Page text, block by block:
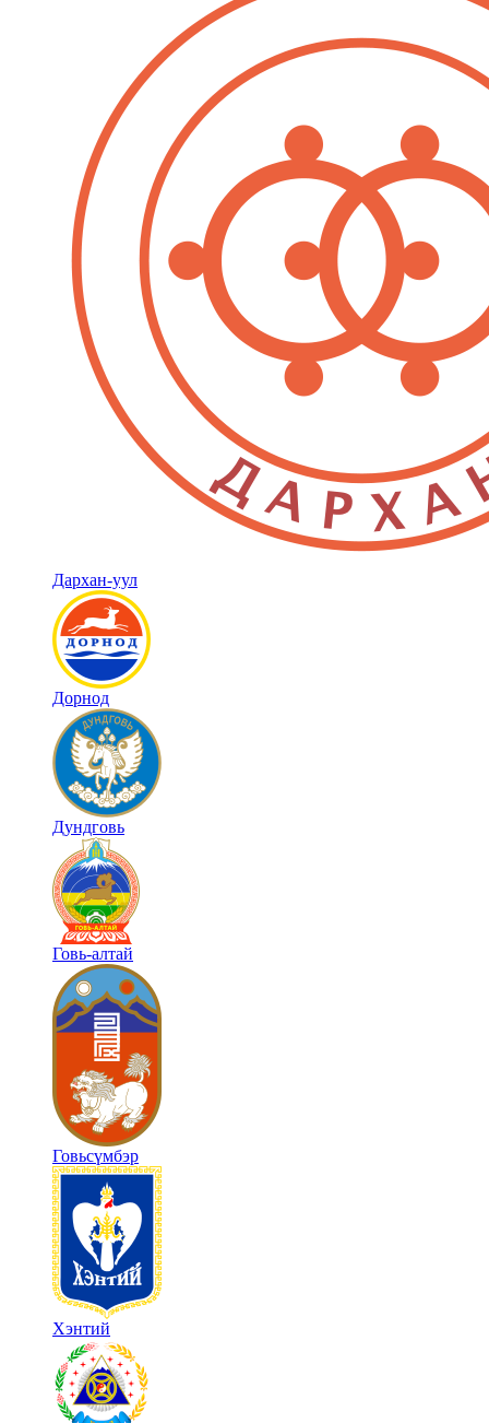
Дархан-уул
Дорнод
Дундговь
Говь-алтай
Говьсүмбэр
Хэнтий